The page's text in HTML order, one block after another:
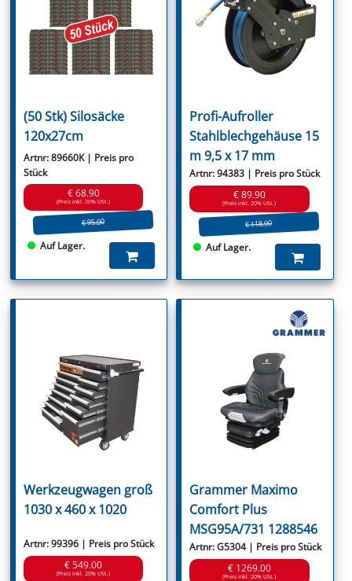
(50 Stk) Silosäcke
120x27cm
Artnr: 89660K | Preis pro
Stück
€ 68.90
(Preis inkl. 20% USt.)
€ 95.00
Auf Lager.
Profi-Aufroller
Stahlblechgehäuse 15
m 9,5 x 17 mm
Artnr: 94383 | Preis pro Stück
€ 89.90
(Preis inkl. 20% USt.)
€ 118.90
Auf Lager.
Werkzeugwagen groß
1030 x 460 x 1020
Artnr: 99396 | Preis pro Stück
€ 549.00
(Preis inkl. 20% USt.)
Grammer Maximo
Comfort Plus
MSG95A/731 1288546
Artnr: G5304 | Preis pro Stück
€ 1269.00
(Preis inkl. 20% USt.)